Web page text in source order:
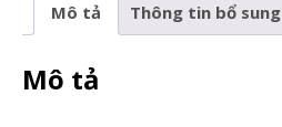
Mô tả Thông tin bổ sung
Mô tả